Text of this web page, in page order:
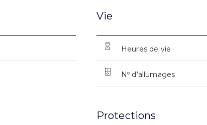
Vie
Heures de vie
Nº d’allumages
Protections